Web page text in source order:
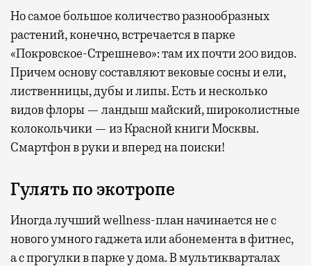
Но самое большое количество разнообразных
растений, конечно, встречается в парке
«Покровское-Стрешнево»: там ихпочти 200 видов.
Причем основу составляют вековые сосны и ели,
лиственницы, дубы и липы. Есть и несколько
видов флоры — ландыш майский, широколистные
колокольчики — из Красной книги Москвы.
Смартфон в руки и вперед на поиски!
Гулять по экотропе
Иногда лучший wellness-план начинается не с
нового умного гаджета или абонемента в фитнес,
а с прогулки в парке у дома. В мультикварталах